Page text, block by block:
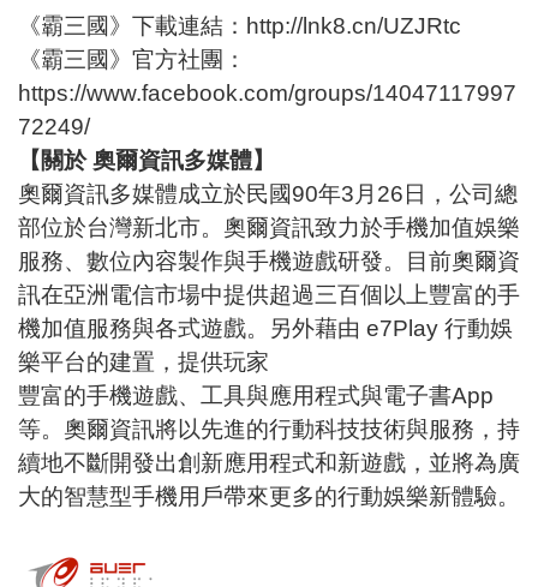
《霸三國》下載連結： http://lnk8.cn/UZJRtc
《霸三國》官方社團：
https://www.facebook.com/groups/14047117997
72249/
【關於 奧爾資訊多媒體】
奧爾資訊多媒體成立於民國90年3月26日，公司總
部位於台灣新北市。奧爾資訊致力於手機加值娛樂
服務、數位內容製作與手機遊戲研發。目前奧爾資
訊在亞洲電信市場中提供超過三百個以上豐富的手
機加值服務與各式遊戲。另外藉由 e7Play 行動娛
樂平台的建置，提供玩家
豐富的手機遊戲、工具與應用程式與電子書App
等。奧爾資訊將以先進的行動科技技術與服務，持
續地不斷開發出創新應用程式和新遊戲，並將為廣
大的智慧型手機用戶帶來更多的行動娛樂新體驗。